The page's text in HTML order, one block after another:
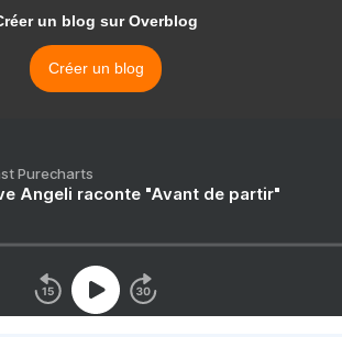
un blog sur Overblog
Créer un blog
Purecharts
Angeli raconte "Avant de partir"